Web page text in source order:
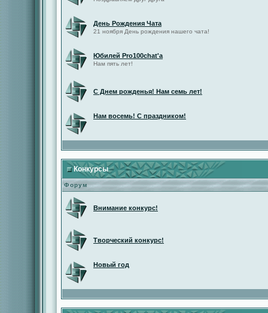
День Рождения Чата
21 ноября День рождения нашего чата!
Юбилей Pro100chat'а
Нам пять лет!
С Днем рожденья! Нам семь лет!
Нам восемь! С праздником!
Конкурсы
Форум
Внимание конкурс!
Творческий конкурс!
Новый год